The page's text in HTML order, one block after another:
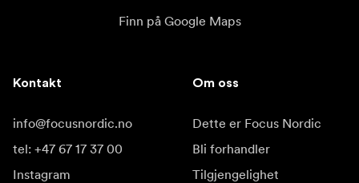
Finn på Google Maps
Kontakt
info@focusnordic.no
tel: +47 67 17 37 00
Instagram
Om oss
Dette er Focus Nordic
Bli forhandler
Tilgjengelighet